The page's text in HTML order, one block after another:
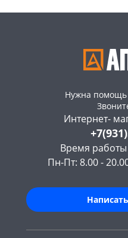
Нужна помощь
Интернет-
Время
Пн-Пт: 8.00 -